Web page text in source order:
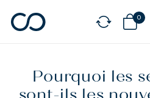
chevron_leftBÉNÉFICES
0
Pourquoi les